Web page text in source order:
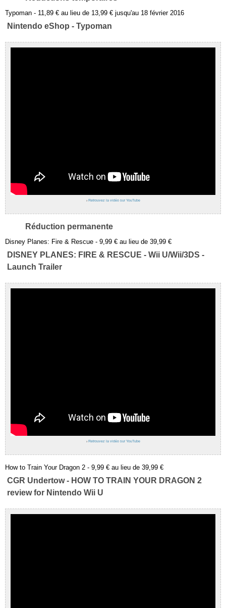
Typoman - 11,89 € au lieu de 13,99 € jusqu'au 18 février 2016
Nintendo eShop - Typoman
› Retrouvez la vidéo sur YouTube
Réduction permanente
Disney Planes: Fire & Rescue - 9,99 € au lieu de 39,99 €
DISNEY PLANES: FIRE & RESCUE - Wii U/Wii/3DS -
Launch Trailer
› Retrouvez la vidéo sur YouTube
How to Train Your Dragon 2 - 9,99 € au lieu de 39,99 €
CGR Undertow - HOW TO TRAIN YOUR DRAGON 2
review for Nintendo Wii U